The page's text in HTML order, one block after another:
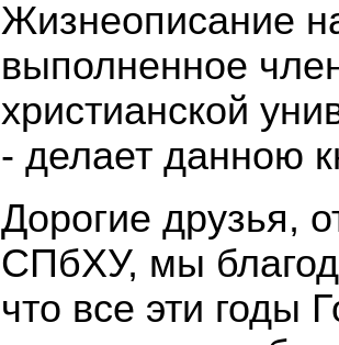
Жизнеописание
выполненное
христианской
- делает данною
Дорогие друзья,
СПбХУ, мы
что все эти годы